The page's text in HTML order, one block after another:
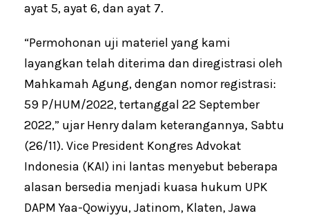
ayat 5, ayat 6, dan ayat 7.
“Permohonan uji materiel yang kami
layangkan telah diterima dan diregistrasi oleh
Mahkamah Agung, dengan nomor registrasi:
59 P/HUM/2022, tertanggal 22 September
2022,” ujar Henry dalam keterangannya, Sabtu
(26/11). Vice President Kongres Advokat
Indonesia (KAI) ini lantas menyebut beberapa
alasan bersedia menjadi kuasa hukum UPK
DAPM Yaa-Qowiyyu, Jatinom, Klaten, Jawa